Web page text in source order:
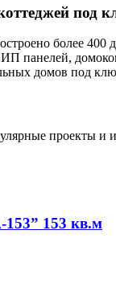
под
более
панелей,
домов под
проекты и
153 кв.м